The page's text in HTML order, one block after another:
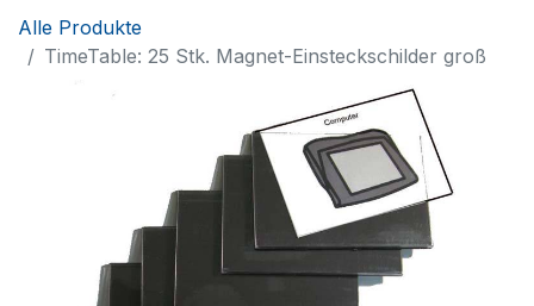
Alle Produkte
TimeTable: 25 Stk. Magnet-Einsteckschilder groß